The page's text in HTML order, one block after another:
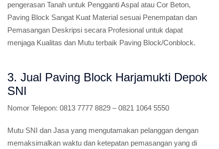
pengerasan Tanah untuk Pengganti Aspal atau Cor Beton,
Paving Block Sangat Kuat Material sesuai Penempatan dan
Pemasangan Deskripsi secara Profesional untuk dapat
menjaga Kualitas dan Mutu terbaik Paving Block/Conblock.
3. Jual Paving Block Harjamukti Depok
SNI
Nomor Telepon: 0813 7777 8829 – 0821 1064 5550
Mutu SNI dan Jasa yang mengutamakan pelanggan dengan
memaksimalkan waktu dan ketepatan pemasangan yang di